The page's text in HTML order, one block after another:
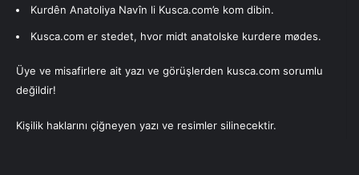
BELGİSİNİ birlikte haykırıyorlar.
toprağı üzerinde birlikte olmanın egemen olduğu bir
Türkiye özlemi ve hayaliyle .
Kurdên Anatoliya Navîn li Kusca.com’e kom dibin.
Kusca.com er stedet, hvor midt anatolske kurdere mødes.
Üye ve misafirlere ait yazı ve görüşlerden kusca.com sorumlu
değildir!
Kişilik haklarını çiğneyen yazı ve resimler silinecektir.